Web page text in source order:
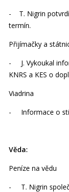
- T. Nigrin potvrdí
termín.
Přijímačky a
- J. Vykoukal
KNRS a KES o
Viadrina
- Informace o
Věda:
Peníze na vědu
- T. Nigrin